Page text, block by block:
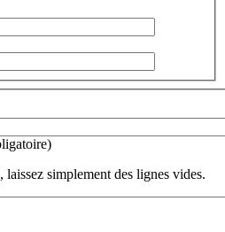
laissez simplement des lignes vides.